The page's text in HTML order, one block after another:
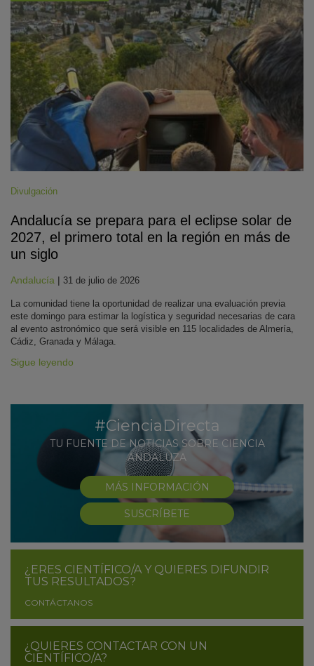
Divulgación
Andalucía se prepara para el eclipse solar de
2027, el primero total en la región en más de
un siglo
Andalucía | 31 de julio de 2026
La comunidad tiene la oportunidad de realizar una evaluación previa
este domingo para estimar la logística y seguridad necesarias de cara
al evento astronómico que será visible en 115 localidades de Almería,
Cádiz, Granada y Málaga.
Sigue leyendo
#CienciaDirecta
TU FUENTE DE NOTICIAS SOBRE CIENCIA
ANDALUZA
MÁS INFORMACIÓN
SUSCRÍBETE
¿ERES CIENTÍFICO/A Y QUIERES DIFUNDIR
TUS RESULTADOS?
CONTÁCTANOS
¿QUIERES CONTACTAR CON UN
CIENTÍFICO/A?